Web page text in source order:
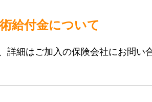
給付金について
細はご加入の保険会社にお問い